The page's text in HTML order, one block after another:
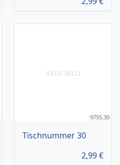
KEIN BILD
9755.30
Tischnummer 30
2,99€